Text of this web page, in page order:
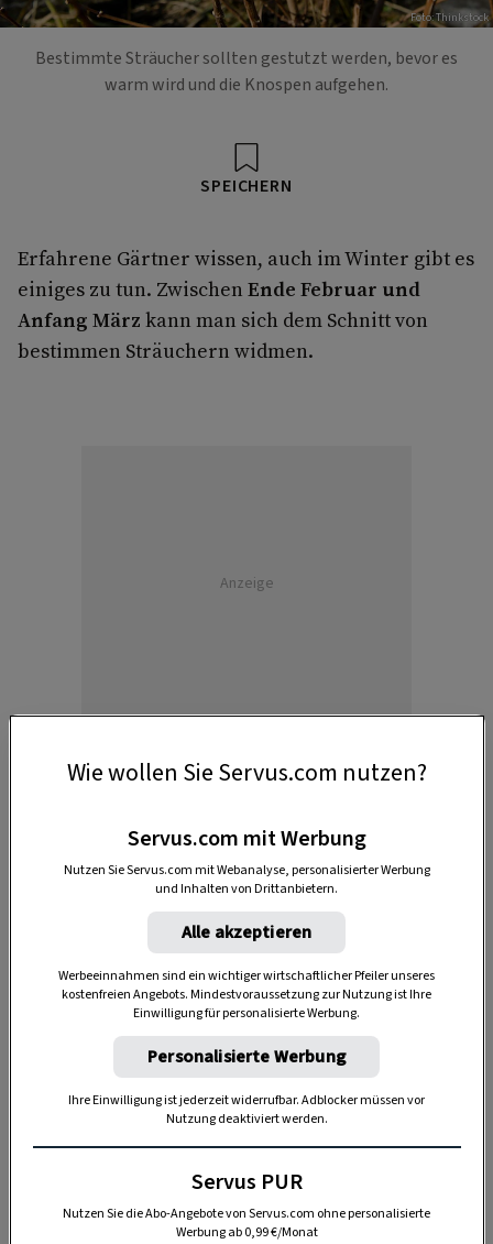
Foto: Thinkstock
Bestimmte Sträucher sollten gestutzt werden, bevor es
warm wird und die Knospen aufgehen.
SPEICHERN
Erfahrene Gärtner wissen, auch im Winter gibt es
einiges zu tun. Zwischen Ende Februar und
Anfang März kann man sich dem Schnitt von
bestimmen Sträuchern widmen.
Anzeige
Spätwinter?
Wann genau sollten spätblühende Sträucher
geschnitten werden?
Wie schneidet man Blütensträucher?
Welche Sträucher schneidet man im
Spätwinter?
, Hortensie,
Sommerflieder(ausgenommen die
Wie wollen Sie Servus.com nutzen?
Servus.com mit Werbung
Nutzen Sie Servus.com mit Webanalyse, personalisierter Werbung
und Inhalten von Drittanbietern.
Alle akzeptieren
Werbeeinnahmen sind ein wichtiger wirtschaftlicher Pfeiler unseres
kostenfreien Angebots. Mindestvoraussetzung zur Nutzung ist Ihre
Einwilligung für personalisierte Werbung.
Personalisierte Werbung
Ihre Einwilligung ist jederzeit widerrufbar. Adblocker müssen vor
Nutzung deaktiviert werden.
Servus PUR
Nutzen Sie die Abo-Angebote von Servus.com ohne personalisierte
Werbung ab 0,99 €/Monat